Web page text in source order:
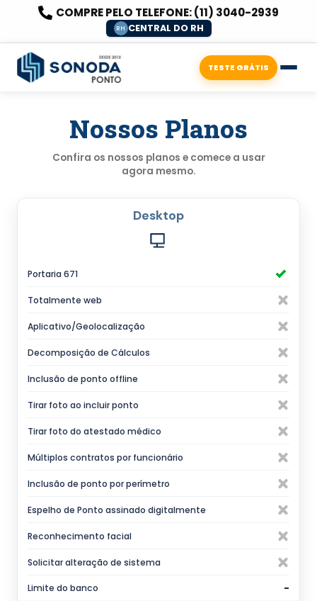
COMPRE PELO TELEFONE:(11) 3040-2939
RH CENTRAL DO RH
TESTE GRÁTIS
Nossos Planos
Confira os nossos planos e comece a usar
agora mesmo.
Comparação de planos Sonoda
Desktop
Portaria 671
Totalmente web
Aplicativo/Geolocalização
Decomposição de Cálculos
Inclusão de ponto offline
Tirar foto ao incluir ponto
Tirar foto do atestado médico
Múltiplos contratos por funcionário
Inclusão de ponto por perímetro
Espelho de Ponto assinado digitalmente
Reconhecimento facial
Solicitar alteração de sistema
Limite do banco -